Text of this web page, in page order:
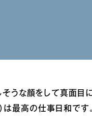
そうな顔をして真面目
は最高の仕事日和です。